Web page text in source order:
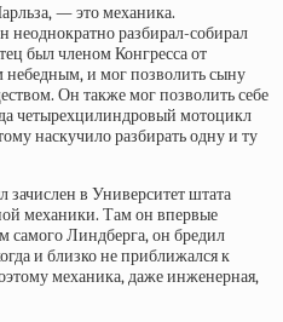
— это механика.
неоднократно разбирал-собирал
был членом Конгресса от
небедным, и мог позволить сыну
Он также мог позволить себе
четырехцилиндровый мотоцикл
наскучило разбирать одну и ту
зачислен в Университет штата
механики. Там он впервые
самого Линдберга, он бредил
и близко не приближался к
механика, даже инженерная,